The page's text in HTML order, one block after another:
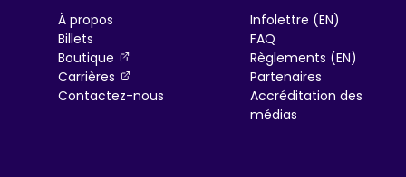
À propos
Billets
Boutique
, opens in a new tab
Carrières
, opens in a new tab
Contactez-nous
Infolettre (EN)
FAQ
Règlements (EN)
Partenaires
Accréditation des
médias